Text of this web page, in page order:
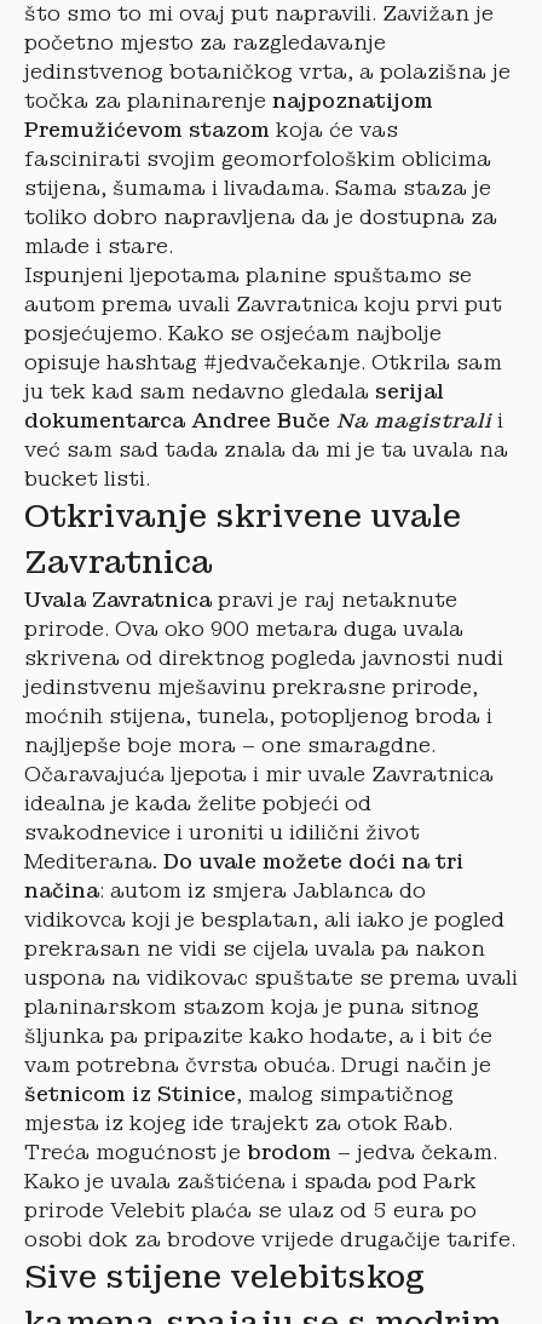
što smo to mi ovaj put napravili. Zavižan je
početno mjesto za razgledavanje
jedinstvenog botaničkog vrta, a polazišna je
točka za planinarenje najpoznatijom
Premužićevom stazom koja će vas
fascinirati svojim geomorfološkim oblicima
stijena, šumama i livadama. Sama staza je
toliko dobro napravljena da je dostupna za
mlade i stare.
Ispunjeni ljepotama planine spuštamo se
autom prema uvali Zavratnica koju prvi put
posjećujemo. Kako se osjećam najbolje
opisuje hashtag #jedvačekanje. Otkrila sam
ju tek kad sam nedavno gledala serijal
dokumentarca Andree Buče Na magistralii
već sam sad tada znala da mi je ta uvala na
bucket listi.
Otkrivanje skrivene uvale
Zavratnica
Uvala Zavratnica pravi je raj netaknute
prirode. Ova oko 900 metara duga uvala
skrivena od direktnog pogleda javnosti nudi
jedinstvenu mješavinu prekrasne prirode,
moćnih stijena, tunela, potopljenog broda i
najljepše boje mora – one smaragdne.
Očaravajuća ljepota i mir uvale Zavratnica
idealna je kada želite pobjeći od
svakodnevice i uroniti u idilični život
Mediterana. Do uvale možete doći na tri
načina: autom iz smjera Jablanca do
vidikovca koji je besplatan, ali iako je pogled
prekrasan ne vidi se cijela uvala pa nakon
uspona na vidikovac spuštate se prema uvali
planinarskom stazom koja je puna sitnog
šljunka pa pripazite kako hodate, a i bit će
vam potrebna čvrsta obuća. Drugi način je
šetnicom iz Stinice, malog simpatičnog
mjesta iz kojeg ide trajekt za otok Rab.
Treća mogućnost je brodom – jedva čekam.
Kako je uvala zaštićena i spada pod Park
prirode Velebit plaća se ulaz od 5 eura po
osobi dok za brodove vrijede drugačije tarife.
Sive stijene velebitskog